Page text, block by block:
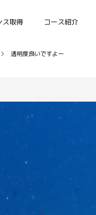
ス取得 コース紹介
透明度良いですよー